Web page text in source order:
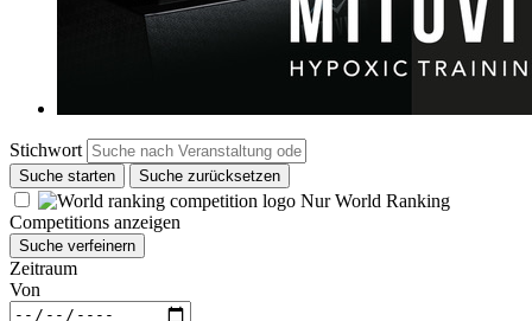
Stichwort
Suche starten Suche zurücksetzen
Nur World Ranking
Competitions anzeigen
Suche verfeinern
Zeitraum
Von